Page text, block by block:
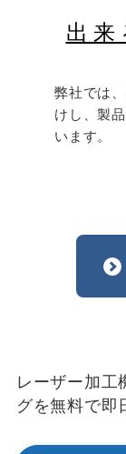
出来
弊社では
けし、製
います。
レーザー加工
グを無料で即